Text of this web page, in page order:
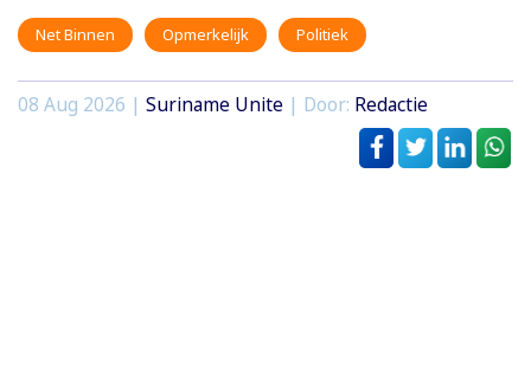
Net Binnen Opmerkelijk Politiek
08 Aug 2026 | Suriname Unite | Door: Redactie